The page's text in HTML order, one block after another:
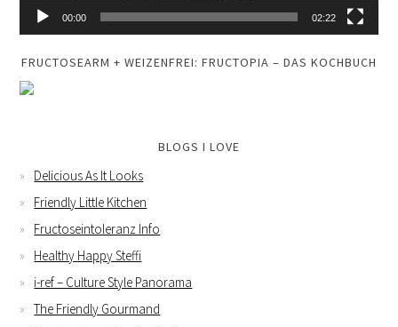
00:00 02:22
FRUCTOSEARM + WEIZENFREI: FRUCTOPIA – DAS KOCHBUCH
BLOGS I LOVE
Delicious As It Looks
Friendly Little Kitchen
Fructoseintoleranz Info
Healthy Happy Steffi
i-ref – Culture Style Panorama
The Friendly Gourmand